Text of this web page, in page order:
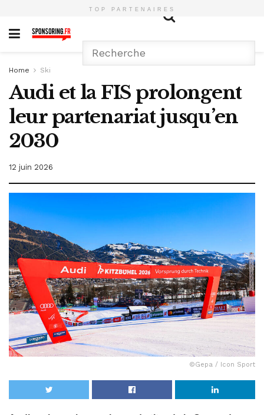
TOP PARTENAIRES
Home Ski
Audi et la FIS prolongent
leur partenariat jusqu’en
2030
12 juin 2026
©Gepa / Icon Sport